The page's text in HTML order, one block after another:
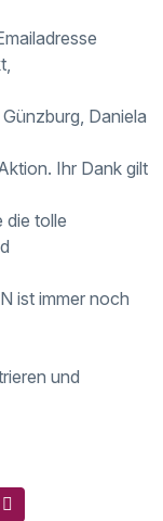
Daniela
Ihr Dank gilt
die tolle
ist immer noch
und